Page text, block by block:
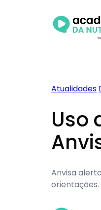
Atualidades
Uso
Anvisa
orientações.